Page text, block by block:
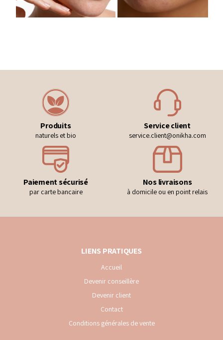
Produits
naturels et bio
Service client
service.client@onikha.com
Paiement sécurisé
par carte bancaire
Nos livraisons
à domicile ou en point relais
Accueil
Devenir conseillère
Devenir client
Contact
Conditions générales de vente